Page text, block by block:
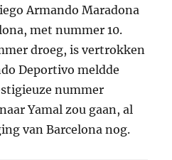
Armando Maradona
met nummer 10.
droeg, is vertrokken
Deportivo meldde
nummer
Yamal zou gaan, al
van Barcelona nog.